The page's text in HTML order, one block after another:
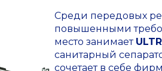
Среди передовых
повышенными
место занимает
санитарный
сочетает в себе